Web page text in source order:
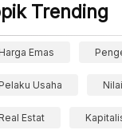
Trending
Harga Emas
Pelaku Usaha
Real Estat